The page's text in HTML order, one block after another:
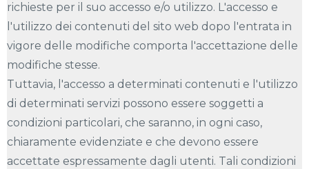
richieste per il suo accesso e/o utilizzo. L'accesso e
l'utilizzo dei contenuti del sito web dopo l'entrata in
vigore delle modifiche comporta l'accettazione delle
modifiche stesse.
Tuttavia, l'accesso a determinati contenuti e l'utilizzo
di determinati servizi possono essere soggetti a
condizioni particolari, che saranno, in ogni caso,
chiaramente evidenziate e che devono essere
accettate espressamente dagli utenti. Tali condizioni